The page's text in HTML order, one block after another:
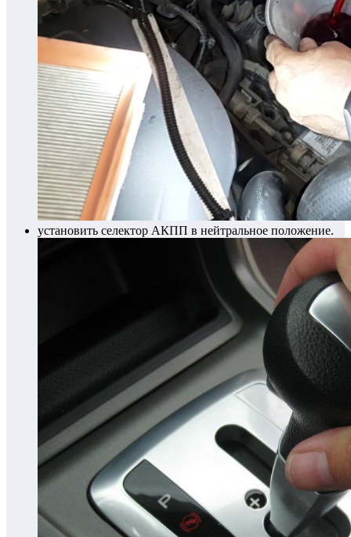
установить селектор АКПП в нейтральное положение.